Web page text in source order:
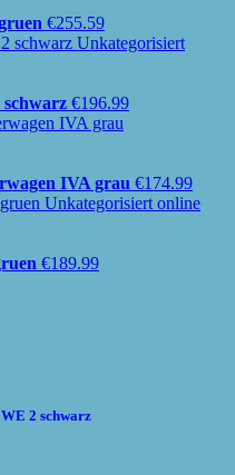
€255.59
€196.99
IVA grau €174.99
€189.99
2 schwarz